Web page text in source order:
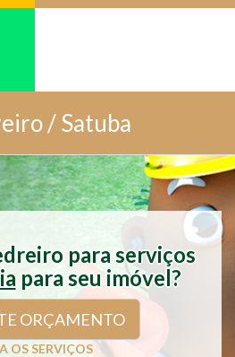
/ Satuba
para serviços
para seu imóvel?
ORÇAMENTO
OS SERVIÇOS